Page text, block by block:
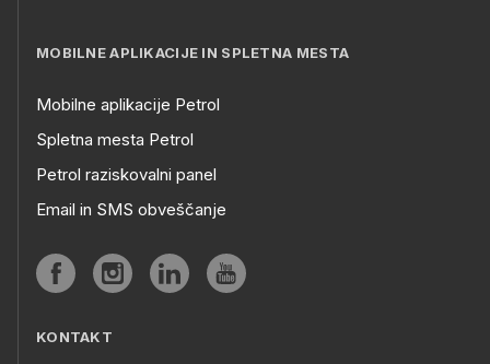
MOBILNE APLIKACIJE IN SPLETNA MESTA
Mobilne aplikacije Petrol
Spletna mesta Petrol
Petrol raziskovalni panel
Email in SMS obveščanje
KONTAKT